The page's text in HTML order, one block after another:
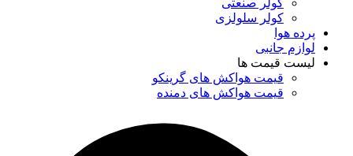
کولر سلولزی
پرده هوا
لوازم جانبی
لیست قیمت ها
قیمت هواکش های گرینکو
قیمت هواکش های دمنده